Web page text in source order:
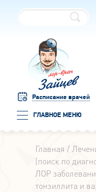
Расписание врачей
ГЛАВНОЕ МЕНЮ
Главная
(поиск по
ЛОР
тонзиллита и